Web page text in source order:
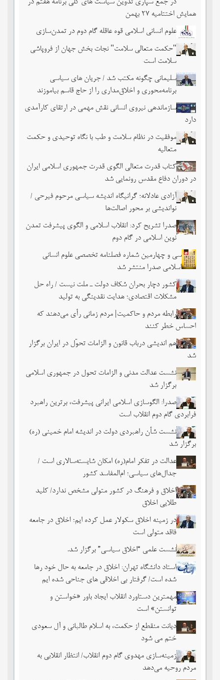
در جمع سپاری تدوین سیاست های کلی برنامه هفتم در
همایش اختتامیه ۲۷ بهمن
علوم انسانی اسلامی قوه عاقله گام دوم در تمدن‌سازی
"حکمت متعالی سلامت" نجات بخش جهان از فروپاشی
سلامت است
سلیمانی چگونه مکتب شد / جریان های سیاسی
برنامه‌محوری و اخلاق‌مداری را از حاج قاسم بیاموزند
سازماندهی نیروی انسانی نقش مهمی در ارتقای کارآمدی
دارد
موفقیت در نظام سلامت و طب با نگاه توحیدی و حکمت
متعالیه
کتاب قدرت متعالی الگوی قدرت جمهوری اسلامی ایران
در دوران دفاع مقدس رونمایی شد
آزادی عادلانه؛ گرانیگاه اندیشه سیاسی مرحوم فیرحی /
نواندیشی بر محور اصالت‌ها
صدرا تشریح کرد: انقلاب اسلامی و الگوی پیشرفت تمدن
نوین اسلامی در گام دوم
سی و چهارمین شماره فصلنامه تخصصی علوم انسانی
اسلامی صدرا منتشر شد
کشور دچار بحران شکاف دولت ـ ملت نیست / راه حل
مشکلات اقتصادی؛ هدایت نقدینگی به تولید
رابطه مردم و حاکمیت| مردم زمانی رأی می‌دهند که
احساس خطر ‌کنند
هم اندیشی درباب قانون و الزامات تحوّل در ایران برگزار
شد
نشست عدالت مدنی و الزامات تحول در جمهوری اسلامی
برگزار شد
صدرا: الگوسازی اسلامی ایرانی پیشرفت، برترین راهبرد
فرابردی گام دوم انقلاب است
نشست شأن راهبردی دولت در اندیشه امام خمینی (ره)
برگزار شد
عدالت در تفکر امام(ره) امکان شایسته‌سالاری است /
جدال‌های سیاسی؛ ام‌المفاسد کشور
اخلاق و فرهنگ در کشور متولی مشخص ندارد/ کلید
طلایی اخلاق
در زمینه اخلاق سکولار عمل کرده ایم؛ اخلاق در جامعه
فاقد متولی است
نشست علمی “اخلاق سیاسی” برگزار شد.
استاد دانشگاه تهران: اخلاق در جامعه به حال خود رها
شده است/ گرفتار بی اخلاقی های جناحی شده ایم
مهمترین دستاورد انقلاب ایجاد باور «خواستن و
توانستن» است
دیانت منقطع از حکمت، به اسلام طالبانی و آل سعودی
ختم می شود
زمینه‌سازی مهدوی گام دوم انقلاب/ انتظار انقلابی به
مردم روحیه می‌دهد